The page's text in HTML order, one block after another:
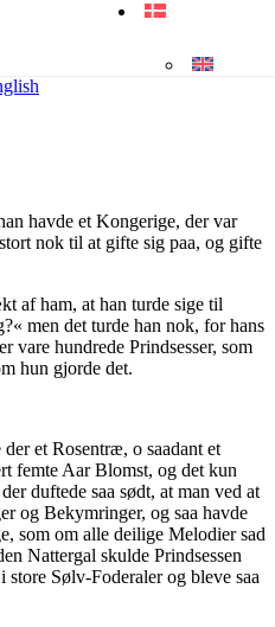
havde et Kongerige, der var
nok til at gifte sig paa, og gifte
af ham, at han turde sige til
men det turde han nok, for hans
vare hundrede Prindsesser, som
hun gjorde det.
et Rosentræ, o saadant et
femte Aar Blomst, og det kun
duftede saa sødt, at man ved at
og Bekymringer, og saa havde
som om alle deilige Melodier sad
Nattergal skulde Prindsessen
Sølv-Foderaler og bleve saa